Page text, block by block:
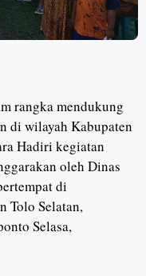
rangka mendukung
di wilayah Kabupaten
Hadiri kegiatan
oleh Dinas
di
Tolo Selatan,
Selasa,